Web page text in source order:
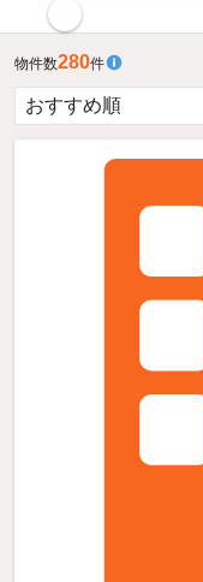
物件数280件